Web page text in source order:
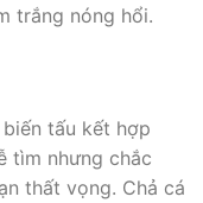
trắng nóng hổi.
tấu kết hợp
tìm nhưng chắc
thất vọng. Chả cá